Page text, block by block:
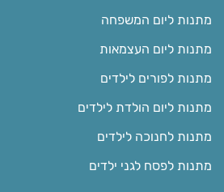
מתנות ליום המשפחה
מתנות ליום העצמאות
מתנות לפורים לילדים
מתנות ליום הולדת לילדים
מתנות לחנוכה לילדים
מתנות לפסח לגני ילדים